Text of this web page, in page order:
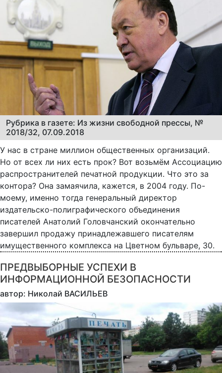
Рубрика в газете: Из жизни свободной прессы, №
2018/32, 07.09.2018
У нас в стране миллион общественных организаций.
Но от всех ли них есть прок? Вот возьмём Ассоциацию
распространителей печатной продукции. Что это за
контора? Она замаячила, кажется, в 2004 году. По-
моему, именно тогда генеральный директор
издательско-полиграфического объединения
писателей Анатолий Головчанский окончательно
завершил продажу принадлежавшего писателям
имущественного комплекса на Цветном бульваре, 30.
ПРЕДВЫБОРНЫЕ УСПЕХИ В
ИНФОРМАЦИОННОЙ БЕЗОПАСНОСТИ
автор: Николай ВАСИЛЬЕВ